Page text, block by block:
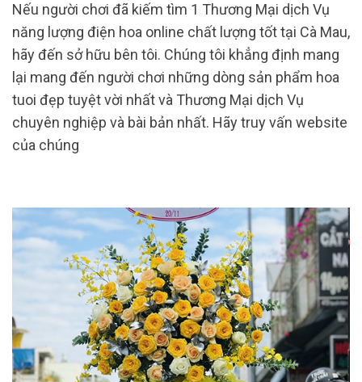
Nếu người chơi đã kiếm tìm 1 Thương Mại dịch Vụ
năng lượng điện hoa online chất lượng tốt tại Cà Mau,
hãy đến sở hữu bên tôi. Chúng tôi khẳng định mang
lại mang đến người chơi những dòng sản phẩm hoa
tuoi đẹp tuyệt vời nhất và Thương Mại dịch Vụ
chuyên nghiệp và bài bản nhất. Hãy truy vấn website
của chúng